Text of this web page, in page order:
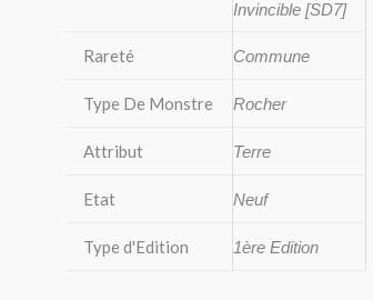
Invincible [SD7]
Rareté Commune
Type De Monstre Rocher
Attribut Terre
Etat Neuf
Type d'Edition 1ère Edition